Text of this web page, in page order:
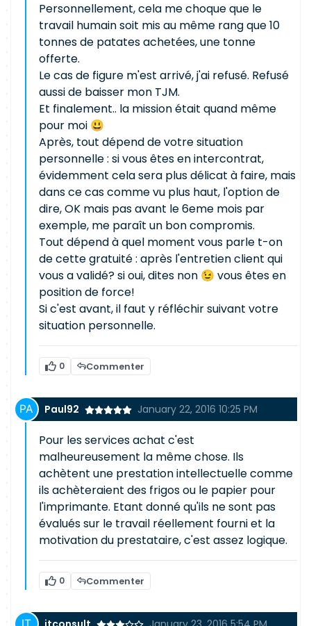
Personnellement, cela me choque que le
travail humain soit mis au même rang que 10
tonnes de patates achetées, une tonne
offerte.
Le cas de figure m'est arrivé, j'ai refusé. Refusé
aussi de baisser mon TJM.
Et finalement.. la mission était quand même
pour moi 😃
Après, tout dépend de votre situation
personnelle : si vous êtes en intercontrat,
évidemment cela sera plus délicat à faire, mais
dans ce cas comme vu plus haut, l'option de
dire, OK mais pas avant le 6eme mois par
exemple, me paraît un bon compromis.
Tout dépend à quel moment vous parle t-on
de cette gratuité : après l'entretien client qui
vous a validé? si oui, dites non 😉 vous êtes en
position de force!
Si c'est avant, il faut y réfléchir suivant votre
situation personnelle.
0 Commenter
Paul92 January 22, 2016 10:25 PM
Pour les services achat c'est
malheureusement la même chose. Ils
achètent une prestation intellectuelle comme
ils achèteraient des frigos ou le papier pour
l'imprimante. Etant donné qu'ils ne sont pas
évalués sur le travail réellement fourni et la
motivation du prestataire, c'est assez logique.
0 Commenter